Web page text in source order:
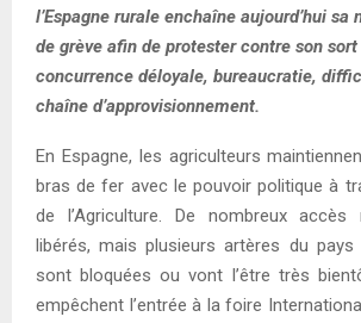
l’Espagne rurale enchaîne aujourd’hui sa
de grève afin de protester contre son
concurrence déloyale, bureaucratie,
chaîne d’approvisionnement.
En Espagne, les agriculteurs
bras de fer avec le pouvoir politique à
de l’Agriculture. De nombreux
libérés, mais plusieurs artères du
sont bloquées ou vont l’être très
empêchent l’entrée à la foire